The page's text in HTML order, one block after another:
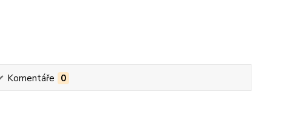
Komentáře 0